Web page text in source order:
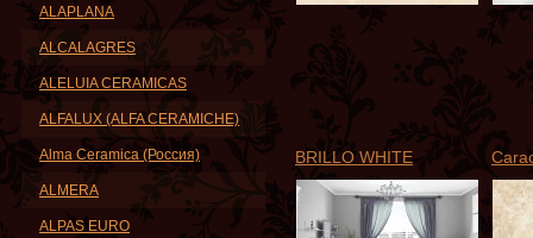
BRILLO WHITE
ALAPLANA
ALCALAGRES
ALELUIA CERAMICAS
ALFALUX (ALFA CERAMICHE)
Alma Ceramica (Россия)
ALMERA
ALPAS EURO